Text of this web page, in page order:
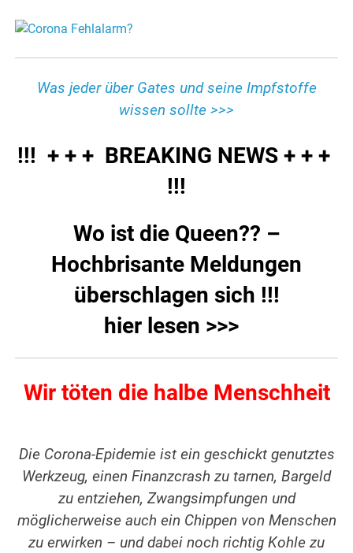
Was jeder über Gates und seine Impfstoffe
wissen sollte >>>
!!! + + + BREAKING NEWS + + +
!!!
Wo ist die Queen?? –
Hochbrisante Meldungen
überschlagen sich !!!
hier lesen >>>
Wir töten die halbe Menschheit
Die Corona-Epidemie ist ein geschickt genutztes
Werkzeug, einen Finanzcrash zu tarnen, Bargeld
zu entziehen, Zwangsimpfungen und
möglicherweise auch ein Chippen von Menschen
zu erwirken – und dabei noch richtig Kohle zu